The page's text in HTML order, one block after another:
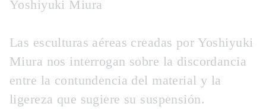
Yoshiyuki Miura
Las esculturas aéreas creadas por Yoshiyuki
Miura nos interrogan sobre la discordancia
entre la contundencia del material y la
ligereza que sugiere su suspensión.